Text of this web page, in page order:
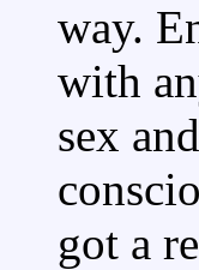
way.
with
sex
got a